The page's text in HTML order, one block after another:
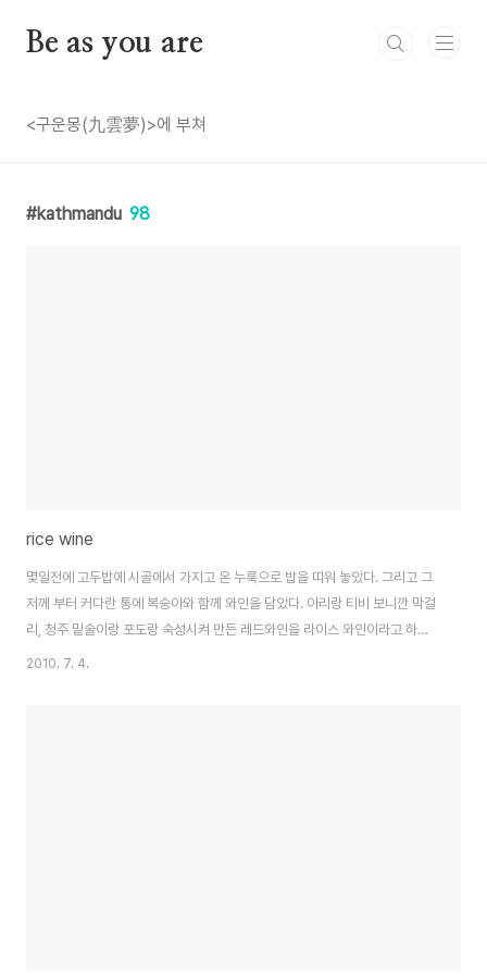
Be as you are
<구운몽(九雲夢)>에 부쳐
kathmandu 98
rice wine
몇일전에 고두밥에 시골에서 가지고 온 누룩으로 밥을 띠워 놓았다. 그리고 그
저께 부터 커다란 통에 복숭아와 함께 와인을 담았다. 아리랑 티비 보니깐 막걸
리, 청주 밑술이랑 포도랑 숙성시켜 만든 레드와인을 라이스 와인이라고 하던
데. 가지 높이 달린, 나머지 복숭아는 집에 사는 새들과 찾아 오는 새들과 벌들
2010. 7. 4.